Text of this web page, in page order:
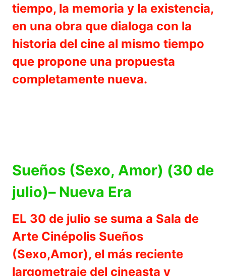
tiempo, la memoria y la existencia,
en una obra que dialoga con la
historia del cine al mismo tiempo
que propone una propuesta
completamente nueva.
Sueños (Sexo, Amor) (30 de
julio)– Nueva Era
EL 30 de julio se suma a Sala de
Arte Cinépolis Sueños
(Sexo,Amor), el más reciente
largometraje del cineasta y